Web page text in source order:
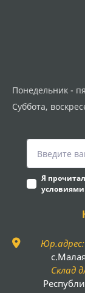
Понедельник -
Суббота,
Я прочитал
условиями
Юр.адрес:
Склад